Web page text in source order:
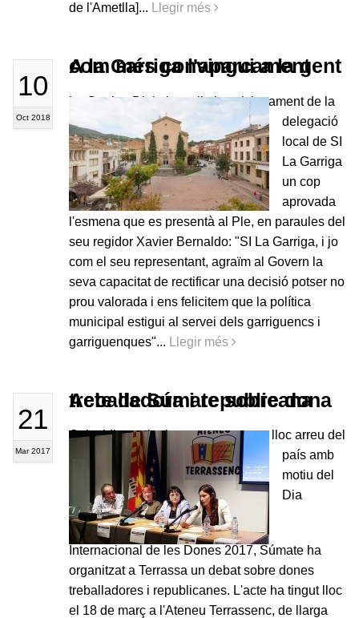
de l'Ametlla]...
Llegir més
10
Oct 2018
A la Garriga l'aparcament com més convingui a la gent
La Garriga Digital recull el posicionament de la
delegació
local de SI
La Garriga
un cop
aprovada
l'esmena que es presentà al Ple, en paraules del
seu regidor Xavier Bernaldo: "SI La Garriga, i jo
com el seu representant, agraïm al Govern la
seva capacitat de rectificar una decisió potser no
prou valorada i ens felicitem que la política
municipal estigui al servei dels garriguencs i
garriguenques"...
Llegir més
21
Mar 2017
Acte de Súmate sobre dona treballadora i republicana
Coincidint amb els actes que tenen lloc arreu del
país amb
motiu del
Dia
Internacional de les Dones 2017, Súmate ha
organitzat a Terrassa un debat sobre dones
treballadores i republicanes. L'acte ha tingut lloc
el 18 de març a l'Ateneu Terrassenc, de llarga